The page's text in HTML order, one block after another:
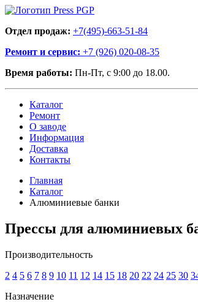
Отдел продаж: +7(495)-663-51-84
Ремонт и сервис: +7 (926) 020-08-35
Время работы: Пн-Пт, с 9:00 до 18.00.
Каталог
Ремонт
О заводе
Информация
Доставка
Контакты
Главная
Каталог
Алюминиевые банки
Прессы для алюминиевых
Производительность
2 4 5 6 7 8 9 10 11 12 14 15 18 20 22 24 25 30
Назначение